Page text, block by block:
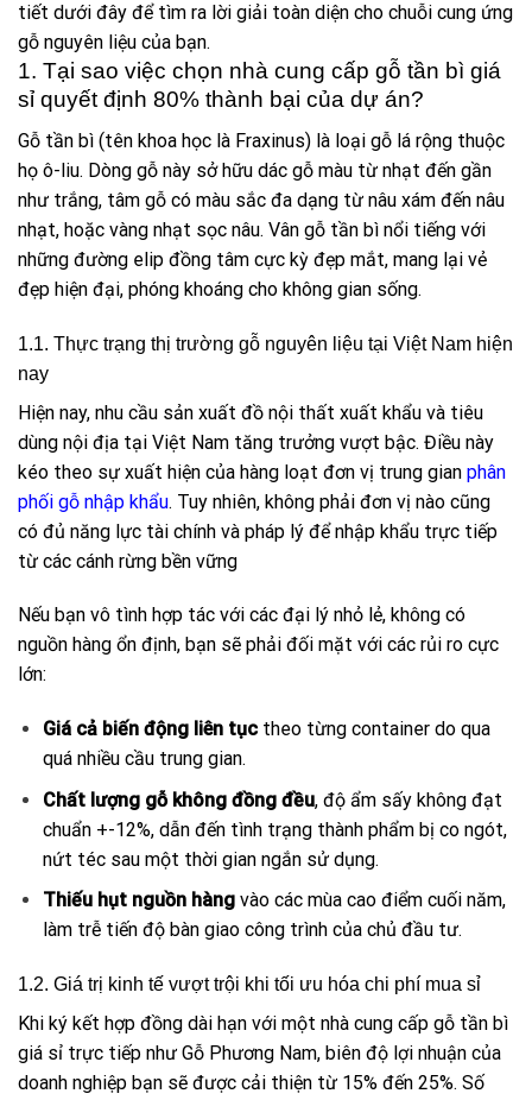
tiết dưới đây để tìm ra lời giải toàn diện cho chuỗi cung ứng
gỗ nguyên liệu của bạn.
1. Tại sao việc chọn nhà cung cấp gỗ tần bì giá
sỉ quyết định 80% thành bại của dự án?
Gỗ tần bì (tên khoa học là Fraxinus) là loại gỗ lá rộng thuộc
họ ô-liu. Dòng gỗ này sở hữu dác gỗ màu từ nhạt đến gần
như trắng, tâm gỗ có màu sắc đa dạng từ nâu xám đến nâu
nhạt, hoặc vàng nhạt sọc nâu. Vân gỗ tần bì nổi tiếng với
những đường elip đồng tâm cực kỳ đẹp mắt, mang lại vẻ
đẹp hiện đại, phóng khoáng cho không gian sống.
1.1. Thực trạng thị trường gỗ nguyên liệu tại Việt Nam hiện
nay
Hiện nay, nhu cầu sản xuất đồ nội thất xuất khẩu và tiêu
dùng nội địa tại Việt Nam tăng trưởng vượt bậc. Điều này
kéo theo sự xuất hiện của hàng loạt đơn vị trung gian phân
phối gỗ nhập khẩu. Tuy nhiên, không phải đơn vị nào cũng
có đủ năng lực tài chính và pháp lý để nhập khẩu trực tiếp
từ các cánh rừng bền vững
Nếu bạn vô tình hợp tác với các đại lý nhỏ lẻ, không có
nguồn hàng ổn định, bạn sẽ phải đối mặt với các rủi ro cực
lớn:
Giá cả biến động liên tụctheo từng container do qua
quá nhiều cầu trung gian.
Chất lượng gỗ không đồng đều, độ ẩm sấy không đạt
chuẩn +-12%, dẫn đến tình trạng thành phẩm bị co ngót,
nứt téc sau một thời gian ngắn sử dụng.
Thiếu hụt nguồn hàngvào các mùa cao điểm cuối năm,
làm trễ tiến độ bàn giao công trình của chủ đầu tư.
1.2. Giá trị kinh tế vượt trội khi tối ưu hóa chi phí mua sỉ
Khi ký kết hợp đồng dài hạn với một nhà cung cấp gỗ tần bì
giá sỉ trực tiếp như Gỗ Phương Nam, biên độ lợi nhuận của
doanh nghiệp bạn sẽ được cải thiện từ 15% đến 25%. Số